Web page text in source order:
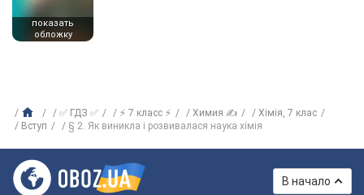
показать
обложку
✅ ГДЗ ✅ ⚡ 7 класс ⚡ Химия ✍
Хiмiя, 7 клас
Вступ
§ 2. Як виникла і розвивалася наука хімія
В начало